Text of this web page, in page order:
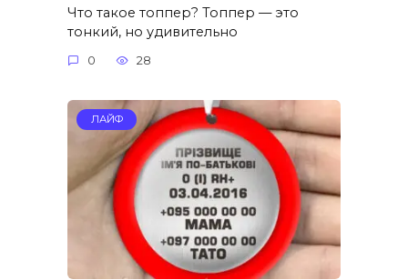
Что такое топпер? Топпер — это
тонкий, но удивительно
0 28
ЛАЙФ